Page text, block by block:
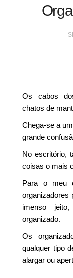
Os cabos
chatos de
Chega-se a
grande
No escritório,
coisas o mais
Para o meu
organizadores
imenso
organizado.
Os
qualquer tipo
alargar ou